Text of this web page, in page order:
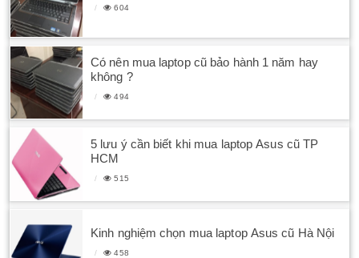
604
Có nên mua laptop cũ bảo hành 1 năm hay
không ?
494
5 lưu ý cần biết khi mua laptop Asus cũ TP
HCM
515
Kinh nghiệm chọn mua laptop Asus cũ Hà Nội
458